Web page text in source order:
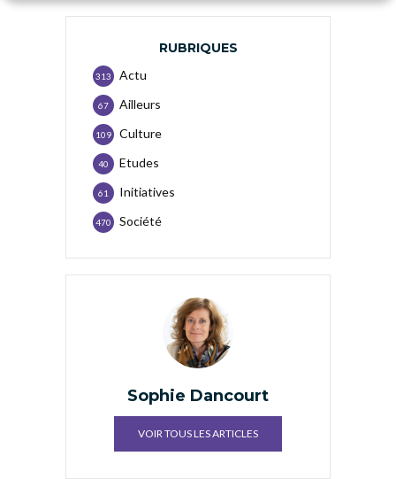
RUBRIQUES
Actu
313
Ailleurs
67
Culture
109
Etudes
40
Initiatives
61
Société
470
Sophie Dancourt
VOIR TOUS LES ARTICLES